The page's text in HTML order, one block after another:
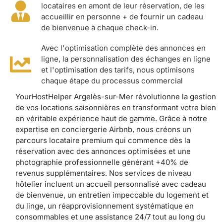
locataires en amont de leur réservation, de les
accueillir en personne + de fournir un cadeau
de bienvenue à chaque check-in.
Avec l'optimisation complète des annonces en
ligne, la personnalisation des échanges en ligne
et l'optimisation des tarifs, nous optimisons
chaque étape du processus commercial
YourHostHelper Argelès-sur-Mer révolutionne la gestion
de vos locations saisonnières en transformant votre bien
en véritable expérience haut de gamme. Grâce à notre
expertise en conciergerie Airbnb, nous créons un
parcours locataire premium qui commence dès la
réservation avec des annonces optimisées et une
photographie professionnelle générant +40% de
revenus supplémentaires. Nos services de niveau
hôtelier incluent un accueil personnalisé avec cadeau
de bienvenue, un entretien impeccable du logement et
du linge, un réapprovisionnement systématique en
consommables et une assistance 24/7 tout au long du